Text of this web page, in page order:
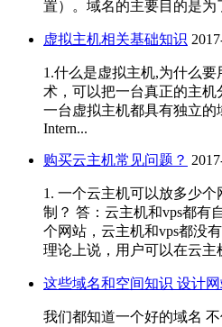
置）。域名的主要目的是为
虚拟主机相关基础知识
1.什么是虚拟主机,为什么
术，可以把一台真正的主
一台虚拟主机都具有独立
Intern...
购买云主机常见问题？
1. 一个云主机可以放多少
制？ 答：云主机和vps都有
个网站，云主机和vps都没
理论上说，用户可以在云主
这些域名和空间知识 设计
我们都知道一个好的域名